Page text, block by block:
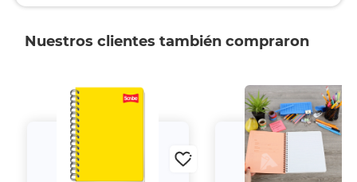
Nuestros clientes también compraron